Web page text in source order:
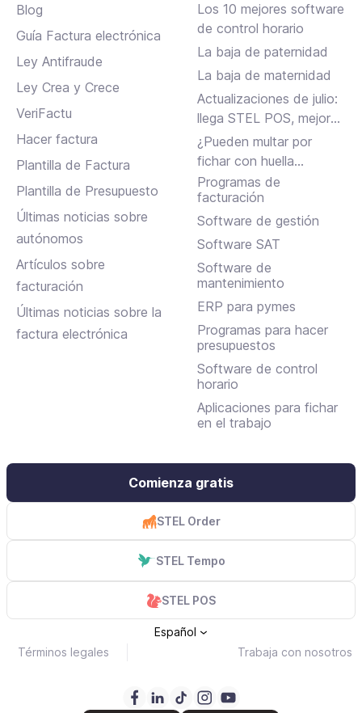
Blog
Guía Factura electrónica
Ley Antifraude
Ley Crea y Crece
VeriFactu
Hacer factura
Plantilla de Factura
Plantilla de Presupuesto
Últimas noticias sobre
autónomos
Artículos sobre
facturación
Últimas noticias sobre la
factura electrónica
Los 10 mejores software
de control horario
La baja de paternidad
La baja de maternidad
Actualizaciones de julio:
llega STEL POS, mejoras
en Assistant, albaranes
en Inbox y más
¿Pueden multar por
fichar con huella
dactilar?
Programas de
facturación
Software de gestión
Software SAT
Software de
mantenimiento
ERP para pymes
Programas para hacer
presupuestos
Software de control
horario
Aplicaciones para fichar
en el trabajo
Comienza gratis
STEL Order
STEL Tempo
STEL POS
Términos legales Trabaja con nosotros
Español